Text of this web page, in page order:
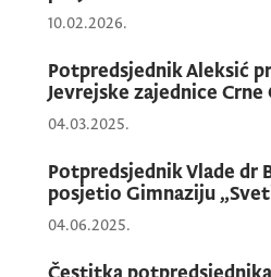
ostalog,
su dugoročna
obrazovanja
međunarodne
10.02.2026.
Potpredsjednik Aleksić
Jevrejske zajednice Crne
04.03.2025.
Potpredsjednik Vlade dr
posjetio Gimnaziju
04.06.2025.